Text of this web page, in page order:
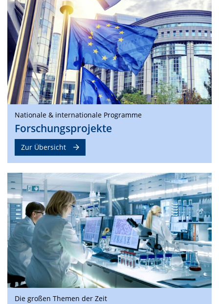
Nationale & internationale Programme
Forschungsprojekte
Zur Übersicht
Die großen Themen der Zeit